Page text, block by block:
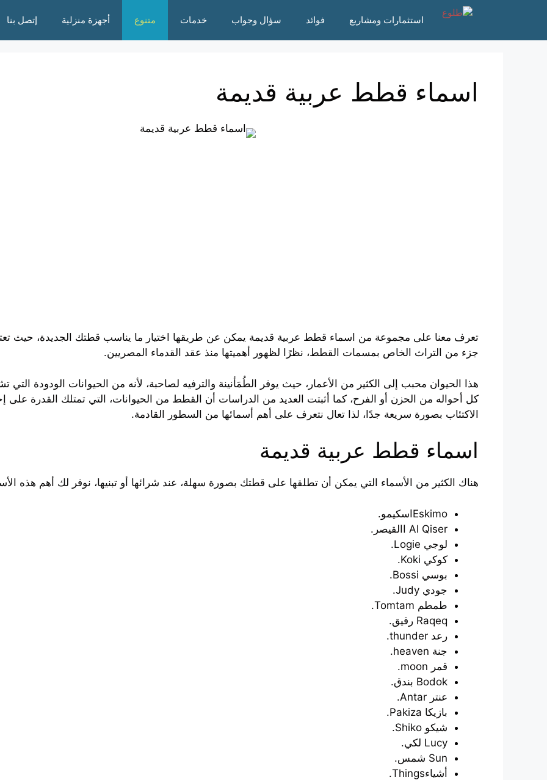
المحتوى
استثمارات ومشاريع فوائد سؤال وجواب خدمات متنوع أجهزة منزلية إتصل بنا
اسماء قطط عربية قديمة
تعرف معنا على مجموعة من اسماء قطط عربية قديمة يمكن عن طريقها اختيار ما يناسب قطتك الجديدة، حيث
جزء من التراث الخاص بمسمات القطط، نظرًا لظهور أهميتها منذ عقد القدماء المصريين.
هذا الحيوان محبب إلى الكثير من الأعمار، حيث يوفر الطُمَأنينة والترفيه لصاحبة، لأنه من الحيوانات الودودة
كل أحواله من الحزن أو الفرح، كما أثبتت العديد من الدراسات أن القطط من الحيوانات، التي تمتلك القدرة على
الاكتئاب بصورة سريعة جدًا، لذا تعال نتعرف على أهم أسمائها من السطور القادمة.
اسماء قطط عربية قديمة
هناك الكثير من الأسماء التي يمكن أن تطلقها على قطتك بصورة سهلة، عند شرائها أو تبنيها، نوفر لك أهم هذه
Eskimoاسكيمو.
Al Qiser االقيصر.
لوجي Logie.
كوكي Koki.
بوسي Bossi.
جودي Judy.
طمطم Tomtam.
Raqeq رقيق.
رعد thunder.
جنة heaven.
قمر moon.
Bodok بندق.
عنتر Antar.
بازيكا Pakiza.
شيكو Shiko.
Lucy لكي.
Sun شمس.
أشياءThings.